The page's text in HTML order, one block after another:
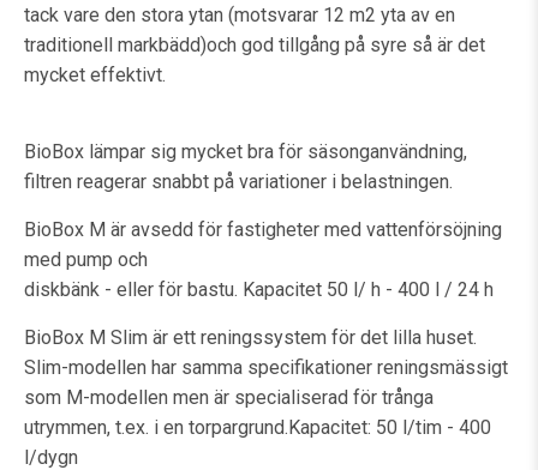
tack vare den stora ytan (motsvarar 12 m2 yta av en
traditionell markbädd)och god tillgång på syre så är det
mycket effektivt.
BioBox lämpar sig mycket bra för säsonganvändning,
filtren reagerar snabbt på variationer i belastningen.
BioBox M är avsedd för fastigheter med vattenförsöjning
med pump och
diskbänk - eller för bastu. Kapacitet 50 l/ h - 400 l / 24 h
BioBox M Slim är ett reningssystem för det lilla huset.
Slim-modellen har samma specifikationer reningsmässigt
som M-modellen men är specialiserad för trånga
utrymmen, t.ex. i en torpargrund.Kapacitet: 50 l/tim - 400
l/dygn